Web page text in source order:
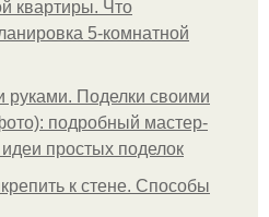
квартиры. Что
5-комнатной
руками. Поделки своими
подробный мастер-
простых поделок
к стене. Способы